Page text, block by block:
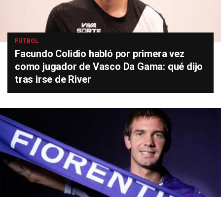
FÚTBOL
Facundo Colidio habló por primera vez
como jugador de Vasco Da Gama: qué dijo
tras irse de River